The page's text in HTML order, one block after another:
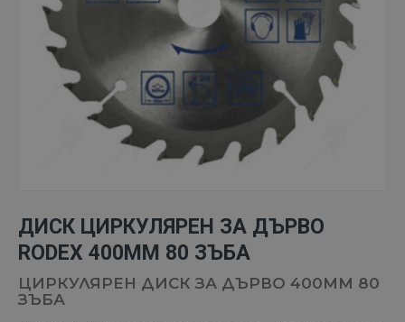
ДИСК ЦИРКУЛЯРЕН ЗА ДЪРВО
RODEX 400ММ 80 ЗЪБА
ЦИРКУЛЯРЕН ДИСК ЗА ДЪРВО 400ММ 80
ЗЪБА